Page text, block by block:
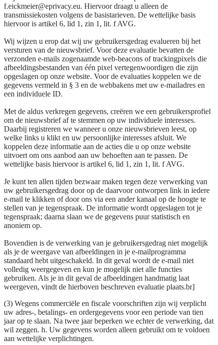
f.eickmeier@eprivacy.eu. Hiervoor draagt u alleen de
transmissiekosten volgens de basistarieven. De wettelijke basis
hiervoor is artikel 6, lid 1, zin 1, lit. f AVG.
Wij wijzen u erop dat wij uw gebruikersgedrag evalueren bij het
versturen van de nieuwsbrief. Voor deze evaluatie bevatten de
verzonden e-mails zogenaamde web-beacons of trackingpixels die
afbeeldingsbestanden van één pixel vertegenwoordigen die zijn
opgeslagen op onze website. Voor de evaluaties koppelen we de
gegevens vermeld in § 3 en de webbakens met uw e-mailadres en
een individuele ID.
Met de aldus verkregen gegevens, creëren we een gebruikersprofiel
om de nieuwsbrief af te stemmen op uw individuele interesses.
Daarbij registreren we wanneer u onze nieuwsbrieven leest, op
welke links u klikt en uw persoonlijke interesses afsluit. We
koppelen deze informatie aan de acties die u op onze website
uitvoert om ons aanbod aan uw behoeften aan te passen. De
wettelijke basis hiervoor is artikel 6, lid 1, zin 1, lit. f AVG.
Je kunt ten allen tijden bezwaar maken tegen deze verwerking van
uw gebruikersgedrag door op de daarvoor ontworpen link in iedere
e-mail te klikken of door ons via een ander kanaal op de hoogte te
stellen van je tegenspraak. De informatie wordt opgeslagen tot je
tegenspraak; daarna slaan we de gegevens puur statistisch en
anoniem op.
Bovendien is de verwerking van je gebruikersgedrag niet mogelijk
als je de weergave van afbeeldingen in je e-mailprogramma
standaard hebt uitgeschakeld. In dit geval wordt de e-mail niet
volledig weergegeven en kun je mogelijk niet alle functies
gebruiken. Als je in dit geval de afbeeldingen handmatig laat
weergeven, vindt de hierboven beschreven evaluatie plaats.br]
(3) Wegens commerciële en fiscale voorschriften zijn wij verplicht
uw adres-, betalings- en ordergegevens voor een periode van tien
jaar op te slaan. Na twee jaar beperken we echter de verwerking, dat
wil zeggen. h. Uw gegevens worden alleen gebruikt om te voldoen
aan wettelijke verplichtingen.